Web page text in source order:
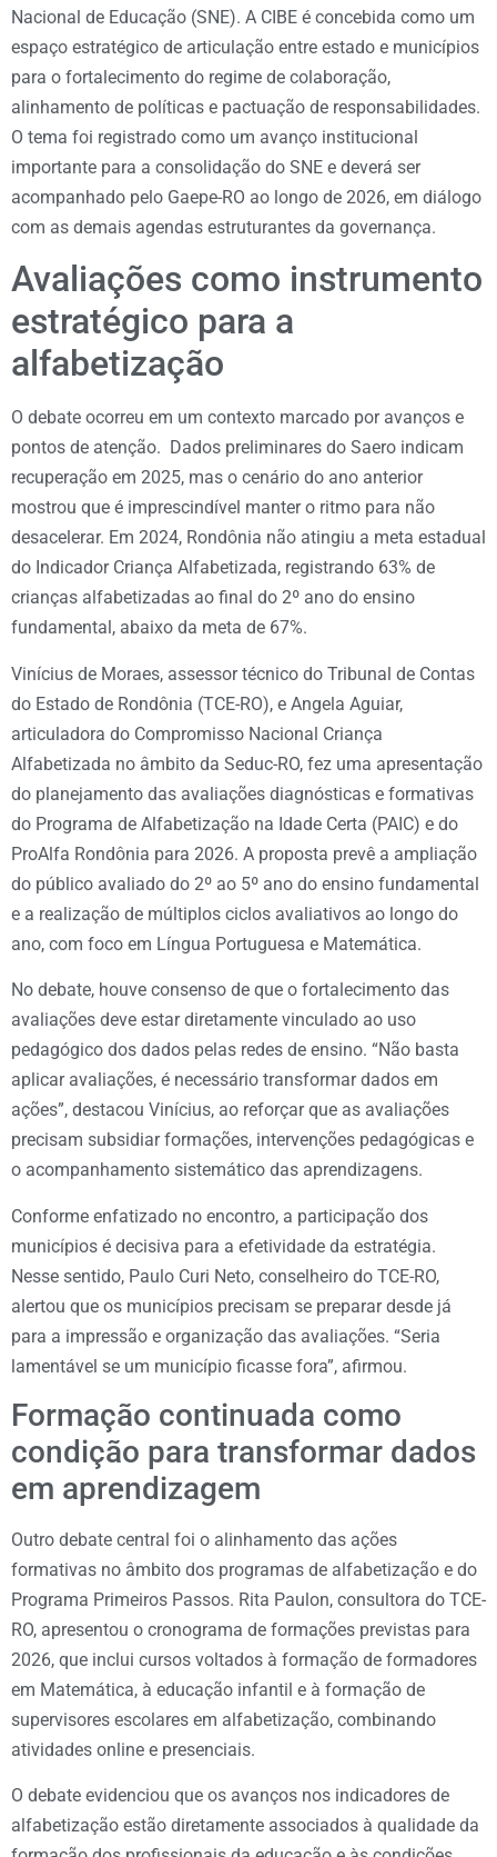
Nacional de Educação (SNE). A CIBE é concebida como um
espaço estratégico de articulação entre estado e municípios
para o fortalecimento do regime de colaboração,
alinhamento de políticas e pactuação de responsabilidades.
O tema foi registrado como um avanço institucional
importante para a consolidação do SNE e deverá ser
acompanhado pelo Gaepe-RO ao longo de 2026, em diálogo
com as demais agendas estruturantes da governança.
Avaliações como instrumento
estratégico para a
alfabetização
O debate ocorreu em um contexto marcado por avanços e
pontos de atenção. Dados preliminares do Saero indicam
recuperação em 2025, mas o cenário do ano anterior
mostrou que é imprescindível manter o ritmo para não
desacelerar. Em 2024, Rondônia não atingiu a meta estadual
do Indicador Criança Alfabetizada, registrando 63% de
crianças alfabetizadas ao final do 2º ano do ensino
fundamental, abaixo da meta de 67%.
Vinícius de Moraes, assessor técnico do Tribunal de Contas
do Estado de Rondônia (TCE-RO), e Angela Aguiar,
articuladora do Compromisso Nacional Criança
Alfabetizada no âmbito da Seduc-RO, fez uma apresentação
do planejamento das avaliações diagnósticas e formativas
do Programa de Alfabetização na Idade Certa (PAIC) e do
ProAlfa Rondônia para 2026. A proposta prevê a ampliação
do público avaliado do 2º ao 5º ano do ensino fundamental
e a realização de múltiplos ciclos avaliativos ao longo do
ano, com foco em Língua Portuguesa e Matemática.
No debate, houve consenso de que o fortalecimento das
avaliações deve estar diretamente vinculado ao uso
pedagógico dos dados pelas redes de ensino. “Não basta
aplicar avaliações, é necessário transformar dados em
ações”, destacou Vinícius, ao reforçar que as avaliações
precisam subsidiar formações, intervenções pedagógicas e
o acompanhamento sistemático das aprendizagens.
Conforme enfatizado no encontro, a participação dos
municípios é decisiva para a efetividade da estratégia.
Nesse sentido, Paulo Curi Neto, conselheiro do TCE-RO,
alertou que os municípios precisam se preparar desde já
para a impressão e organização das avaliações. “Seria
lamentável se um município ficasse fora”, afirmou.
Formação continuada como
condição para transformar dados
em aprendizagem
Outro debate central foi o alinhamento das ações
formativas no âmbito dos programas de alfabetização e do
Programa Primeiros Passos. Rita Paulon, consultora do TCE-
RO, apresentou o cronograma de formações previstas para
2026, que inclui cursos voltados à formação de formadores
em Matemática, à educação infantil e à formação de
supervisores escolares em alfabetização, combinando
atividades online e presenciais.
O debate evidenciou que os avanços nos indicadores de
alfabetização estão diretamente associados à qualidade da